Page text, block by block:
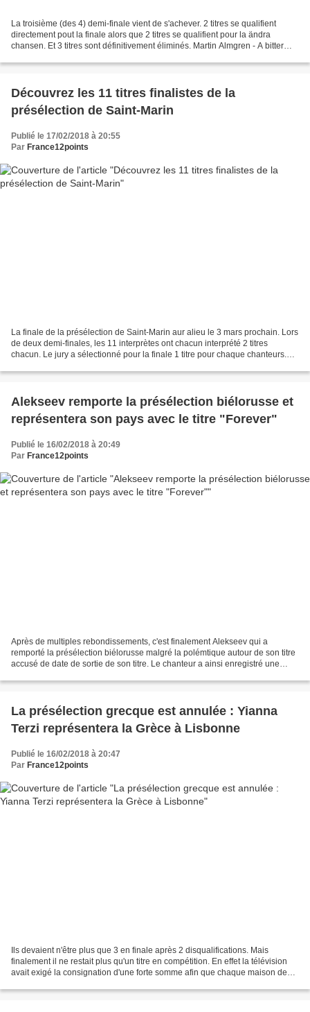
La troisième (des 4) demi-finale vient de s'achever. 2 titres se qualifient
directement pout la finale alors que 2 titres se qualifient pour la ändra
chansen. Et 3 titres sont définitivement éliminés. Martin Almgren - A bitter
Découvrez les 11 titres finalistes de la
présélection de Saint-Marin
Publié le 17/02/2018 à 20:55
Par France12points
La finale de la présélection de Saint-Marin aur alieu le 3 mars prochain. Lors
de deux demi-finales, les 11 interprètes ont chacun interprété 2 titres
chacun. Le jury a sélectionné pour la finale 1 titre pour chaque chanteurs.
Alekseev remporte la présélection biélorusse et
représentera son pays avec le titre "Forever"
Publié le 16/02/2018 à 20:49
Par France12points
Après de multiples rebondissements, c'est finalement Alekseev qui a
remporté la présélection biélorusse malgré la polémtique autour de son titre
accusé de date de sortie de son titre. Le chanteur a ainsi enregistré une
La présélection grecque est annulée : Yianna
Terzi représentera la Grèce à Lisbonne
Publié le 16/02/2018 à 20:47
Par France12points
Ils devaient n'être plus que 3 en finale après 2 disqualifications. Mais
finalement il ne restait plus qu'un titre en compétition. En effet la télévision
avait exigé la consignation d'une forte somme afin que chaque maison de